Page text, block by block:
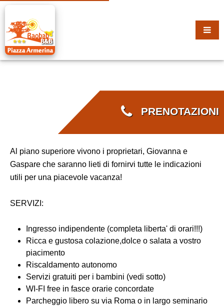
PRENOTAZIONI
Al piano superiore vivono i proprietari, Giovanna e
Gaspare che saranno lieti di fornirvi tutte le indicazioni
utili per una piacevole vacanza!
SERVIZI:
Ingresso indipendente (completa liberta' di orari!!!)
Ricca e gustosa colazione,dolce o salata a vostro
piacimento
Riscaldamento autonomo
Servizi gratuiti per i bambini (vedi sotto)
WI-FI free in fasce orarie concordate
Parcheggio libero su via Roma o in largo seminario